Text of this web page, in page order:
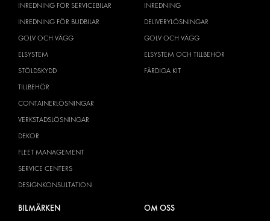
INREDNING FÖR SERVICEBILAR
INREDNING FÖR BUDBILAR
GOLV OCH VÄGG
ELSYSTEM
STÖLDSKYDD
TILLBEHÖR
CONTAINERLÖSNINGAR
VERKSTADSLÖSNINGAR
DEKOR
FLEET MANAGEMENT
SERVICE CENTERS
DESIGNKONSULTATION
INREDNING
DELIVERYLÖSNINGAR
GOLV OCH VÄGG
ELSYSTEM OCH TILLBEHÖR
FÄRDIGA KIT
BILMÄRKEN OM OSS